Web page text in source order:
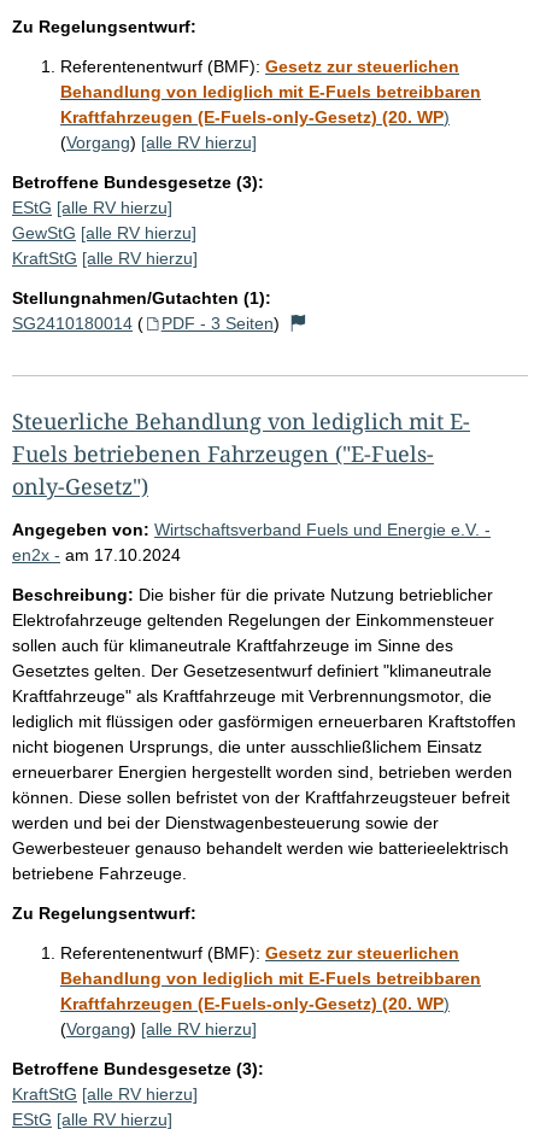
Zu Regelungsentwurf:
Referentenentwurf (BMF): Gesetz zur steuerlichen
Behandlung von lediglich mit E-Fuels betreibbaren
Kraftfahrzeugen (E-Fuels-only-Gesetz) (20. WP)
(Vorgang) [alle RV hierzu]
Betroffene Bundesgesetze (3):
EStG [alle RV hierzu]
GewStG [alle RV hierzu]
KraftStG [alle RV hierzu]
Stellungnahmen/Gutachten (1):
SG2410180014 ( PDF - 3 Seiten)
Steuerliche Behandlung von lediglich mit E-
Fuels betriebenen Fahrzeugen ("E-Fuels-
only-Gesetz")
Angegeben von: Wirtschaftsverband Fuels und Energie e.V. -
en2x - am 17.10.2024
Beschreibung: Die bisher für die private Nutzung betrieblicher
Elektrofahrzeuge geltenden Regelungen der Einkommensteuer
sollen auch für klimaneutrale Kraftfahrzeuge im Sinne des
Gesetztes gelten. Der Gesetzesentwurf definiert "klimaneutrale
Kraftfahrzeuge" als Kraftfahrzeuge mit Verbrennungsmotor, die
lediglich mit flüssigen oder gasförmigen erneuerbaren Kraftstoffen
nicht biogenen Ursprungs, die unter ausschließlichem Einsatz
erneuerbarer Energien hergestellt worden sind, betrieben werden
können. Diese sollen befristet von der Kraftfahrzeugsteuer befreit
werden und bei der Dienstwagenbesteuerung sowie der
Gewerbesteuer genauso behandelt werden wie batterieelektrisch
betriebene Fahrzeuge.
Zu Regelungsentwurf:
Referentenentwurf (BMF): Gesetz zur steuerlichen
Behandlung von lediglich mit E-Fuels betreibbaren
Kraftfahrzeugen (E-Fuels-only-Gesetz) (20. WP)
(Vorgang) [alle RV hierzu]
Betroffene Bundesgesetze (3):
KraftStG [alle RV hierzu]
EStG [alle RV hierzu]